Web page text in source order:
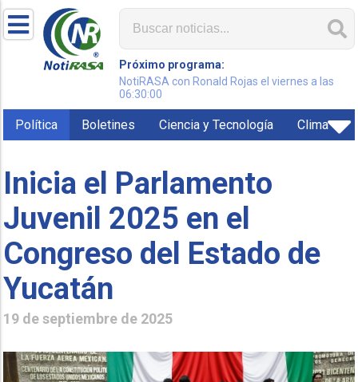
Próximo programa:
NotiRASA con Ronald Rojas el viernes a las
06:30:00
Política Boletines Ciencia y Tecnología Clima
Inicia el Parlamento
Juvenil 2025 en el
Congreso del Estado de
Yucatán
19 de septiembre de 2025